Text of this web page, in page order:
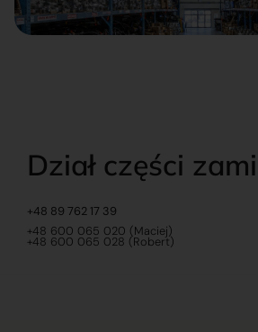
Dział części
+48 89 762 17 39
+48 600 065 020 (Maciej)
+48 600 065 028 (Robert)